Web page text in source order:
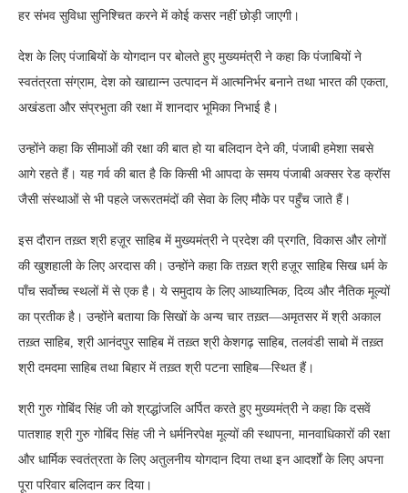
हर संभव सुविधा सुनिश्चित करने में कोई कसर नहीं छोड़ी जाएगी।
देश के लिए पंजाबियों के योगदान पर बोलते हुए मुख्यमंत्री ने कहा कि पंजाबियों ने
स्वतंत्रता संग्राम, देश को खाद्यान्न उत्पादन में आत्मनिर्भर बनाने तथा भारत की एकता,
अखंडता और संप्रभुता की रक्षा में शानदार भूमिका निभाई है।
उन्होंने कहा कि सीमाओं की रक्षा की बात हो या बलिदान देने की, पंजाबी हमेशा सबसे
आगे रहते हैं। यह गर्व की बात है कि किसी भी आपदा के समय पंजाबी अक्सर रेड क्रॉस
जैसी संस्थाओं से भी पहले जरूरतमंदों की सेवा के लिए मौके पर पहुँच जाते हैं।
इस दौरान तख़्त श्री हज़ूर साहिब में मुख्यमंत्री ने प्रदेश की प्रगति, विकास और लोगों
की खुशहाली के लिए अरदास की। उन्होंने कहा कि तख़्त श्री हज़ूर साहिब सिख धर्म के
पाँच सर्वोच्च स्थलों में से एक है। ये समुदाय के लिए आध्यात्मिक, दिव्य और नैतिक मूल्यों
का प्रतीक है। उन्होंने बताया कि सिखों के अन्य चार तख़्त—अमृतसर में श्री अकाल
तख़्त साहिब, श्री आनंदपुर साहिब में तख़्त श्री केशगढ़ साहिब, तलवंडी साबो में तख़्त
श्री दमदमा साहिब तथा बिहार में तख़्त श्री पटना साहिब—स्थित हैं।
श्री गुरु गोबिंद सिंह जी को श्रद्धांजलि अर्पित करते हुए मुख्यमंत्री ने कहा कि दसवें
पातशाह श्री गुरु गोबिंद सिंह जी ने धर्मनिरपेक्ष मूल्यों की स्थापना, मानवाधिकारों की रक्षा
और धार्मिक स्वतंत्रता के लिए अतुलनीय योगदान दिया तथा इन आदर्शों के लिए अपना
पूरा परिवार बलिदान कर दिया।